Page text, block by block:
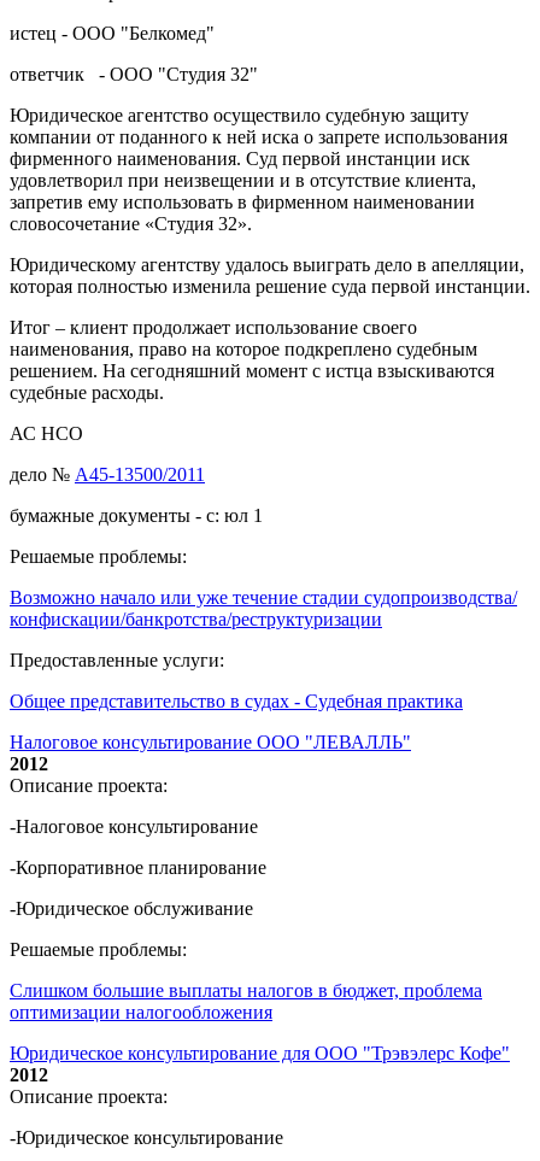
истец - ООО "Белкомед"
ответчик - ООО "Студия 32"
Юридическое агентство осуществило судебную защиту
компании от поданного к ней иска о запрете использования
фирменного наименования. Суд первой инстанции иск
удовлетворил при неизвещении и в отсутствие клиента,
запретив ему использовать в фирменном наименовании
словосочетание «Студия 32».
Юридическому агентству удалось выиграть дело в апелляции,
которая полностью изменила решение суда первой инстанции.
Итог – клиент продолжает использование своего
наименования, право на которое подкреплено судебным
решением. На сегодняшний момент с истца взыскиваются
судебные расходы.
АС НСО
дело № А45-13500/2011
бумажные документы - с: юл 1
Решаемые проблемы:
Возможно начало или уже течение стадии судопроизводства/
конфискации/банкротства/реструктуризации
Предоставленные услуги:
Общее представительство в судах - Судебная практика
Налоговое консультирование ООО "ЛЕВАЛЛЬ"
2012
Описание проекта:
-Налоговое консультирование
-Корпоративное планирование
-Юридическое обслуживание
Решаемые проблемы:
Слишком большие выплаты налогов в бюджет, проблема
оптимизации налогообложения
Юридическое консультирование для ООО "Трэвэлерс Кофе"
2012
Описание проекта:
-Юридическое консультирование